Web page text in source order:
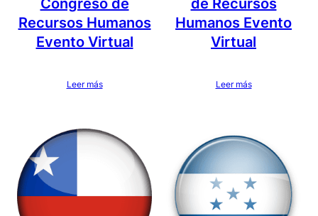
Recursos Humanos
Evento Virtual
Leer más
Humanos Evento
Virtual
Leer más